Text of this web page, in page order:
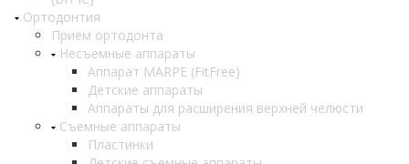
Ортодонтия
Прием ортодонта
Несъемные аппараты
Аппарат MARPE (FitFree)
Детские аппараты
Аппараты для расширения верхней челюсти
Съемные аппараты
Пластинки